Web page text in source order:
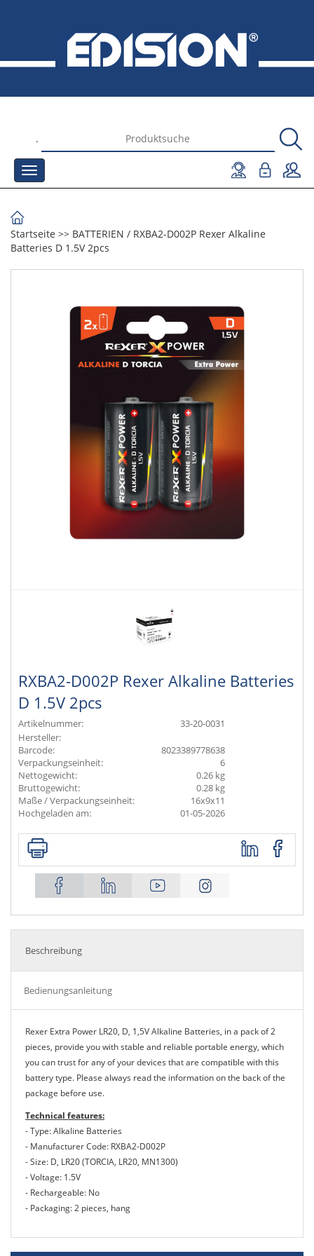
.
Startseite >> BATTERIEN / RXBA2-D002P Rexer Alkaline
Batteries D 1.5V 2pcs
RXBA2-D002P Rexer Alkaline Batteries
D 1.5V 2pcs
Artikelnummer:
33-20-0031
Hersteller:
Barcode:
8023389778638
Verpackungseinheit:
6
Nettogewicht:
0.26 kg
Bruttogewicht:
0.28 kg
Maße / Verpackungseinheit:
16x9x11
Hochgeladen am:
01-05-2026
Beschreibung
Bedienungsanleitung
Rexer Extra Power LR20, D, 1,5V Alkaline Batteries, in a pack of 2
pieces, provide you with stable and reliable portable energy, which
you can trust for any of your devices that are compatible with this
battery type. Please always read the information on the back of the
package before use.
Technical features:
- Type: Alkaline Batteries
- Manufacturer Code: RXBA2-D002P
- Size: D, LR20 (TORCIA, LR20, MN1300)
- Voltage: 1.5V
- Rechargeable: No
- Packaging: 2 pieces, hang